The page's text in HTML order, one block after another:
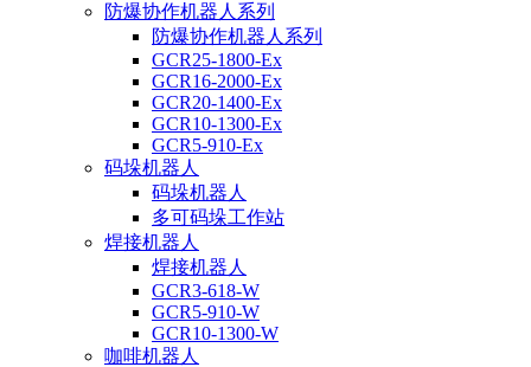
防爆协作机器人系列
防爆协作机器人系列
GCR25-1800-Ex
GCR16-2000-Ex
GCR20-1400-Ex
GCR10-1300-Ex
GCR5-910-Ex
码垛机器人
码垛机器人
多可码垛工作站
焊接机器人
焊接机器人
GCR3-618-W
GCR5-910-W
GCR10-1300-W
咖啡机器人